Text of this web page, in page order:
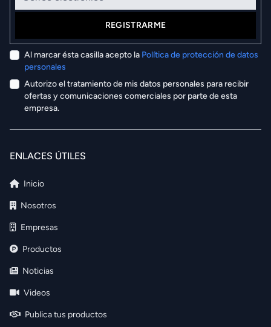
REGISTRARME
Al marcar ésta casilla acepto la Política de protección de datos
personales
Autorizo el tratamiento de mis datos personales para recibir
ofertas y comunicaciones comerciales por parte de esta
empresa.
ENLACES ÚTILES
Inicio
Nosotros
Empresas
Productos
Noticias
Videos
Publica tus productos